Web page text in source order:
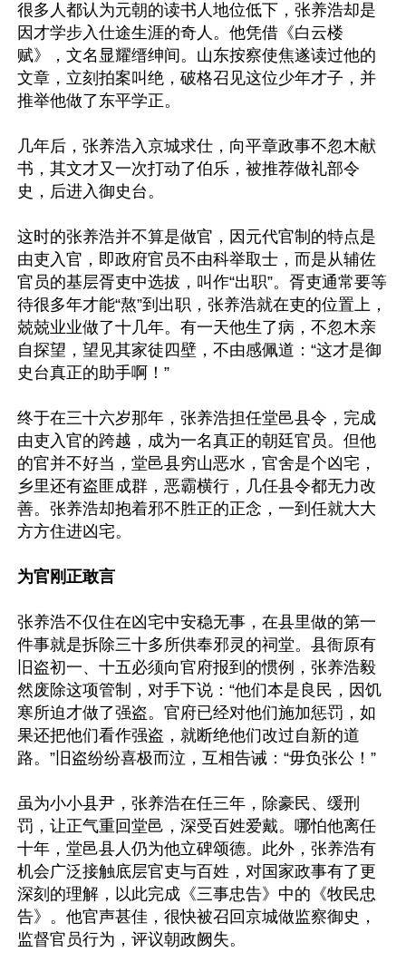
很多人都认为元朝的读书人地位低下，张养浩却是
因才学步入仕途生涯的奇人。他凭借《白云楼
赋》，文名显耀缙绅间。山东按察使焦遂读过他的
文章，立刻拍案叫绝，破格召见这位少年才子，并
推举他做了东平学正。
几年后，张养浩入京城求仕，向平章政事不忽木献
书，其文才又一次打动了伯乐，被推荐做礼部令
史，后进入御史台。
这时的张养浩并不算是做官，因元代官制的特点是
由吏入官，即政府官员不由科举取士，而是从辅佐
官员的基层胥吏中选拔，叫作“出职”。胥吏通常要等
待很多年才能“熬”到出职，张养浩就在吏的位置上，
兢兢业业做了十几年。有一天他生了病，不忽木亲
自探望，望见其家徒四壁，不由感佩道：“这才是御
史台真正的助手啊！”
终于在三十六岁那年，张养浩担任堂邑县令，完成
由吏入官的跨越，成为一名真正的朝廷官员。但他
的官并不好当，堂邑县穷山恶水，官舍是个凶宅，
乡里还有盗匪成群，恶霸横行，几任县令都无力改
善。张养浩却抱着邪不胜正的正念，一到任就大大
方方住进凶宅。
为官刚正敢言
张养浩不仅住在凶宅中安稳无事，在县里做的第一
件事就是拆除三十多所供奉邪灵的祠堂。县衙原有
旧盗初一、十五必须向官府报到的惯例，张养浩毅
然废除这项管制，对手下说：“他们本是良民，因饥
寒所迫才做了强盗。官府已经对他们施加惩罚，如
果还把他们看作强盗，就断绝他们改过自新的道
路。”旧盗纷纷喜极而泣，互相告诫：“毋负张公！”
虽为小小县尹，张养浩在任三年，除豪民、缓刑
罚，让正气重回堂邑，深受百姓爱戴。哪怕他离任
十年，堂邑县人仍为他立碑颂德。此外，张养浩有
机会广泛接触底层官吏与百姓，对国家政事有了更
深刻的理解，以此完成《三事忠告》中的《牧民忠
告》。他官声甚佳，很快被召回京城做监察御史，
监督官员行为，评议朝政阙失。